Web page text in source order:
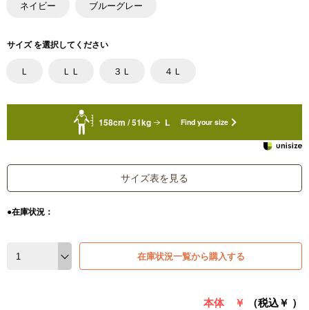
ネイビー ブルーグレー
サイズ を選択してください
Ｌ ＬＬ ３Ｌ ４Ｌ
158cm / 51kg L Find your size
サイズ表を見る
●在庫状況：
在庫状況一覧から購入する
本体 ￥ （税込￥ ）